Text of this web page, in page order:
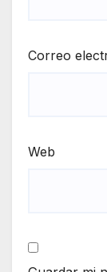
Correo
Web